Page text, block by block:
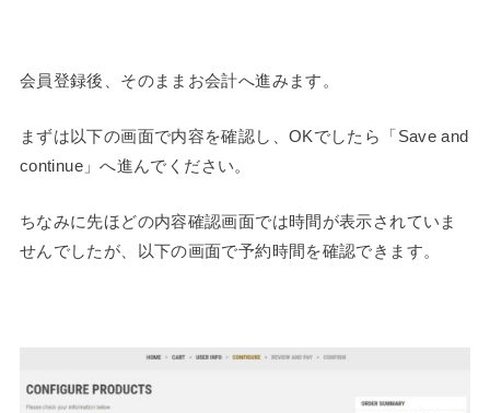
会員登録後、そのままお会計へ進みます。
まずは以下の画面で内容を確認し、OKでしたら「Save and
continue」へ進んでください。
ちなみに先ほどの内容確認画面では時間が表示されていま
せんでしたが、以下の画面で予約時間を確認できます。